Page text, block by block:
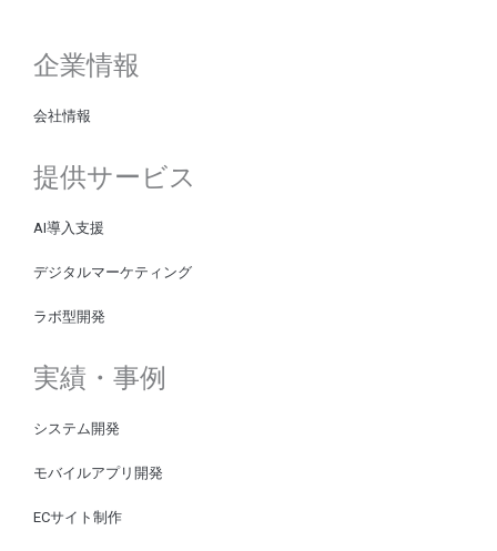
企業情報
会社情報
提供サービス
AI導入支援
デジタルマーケティング
ラボ型開発
実績・事例
システム開発
モバイルアプリ開発
ECサイト制作